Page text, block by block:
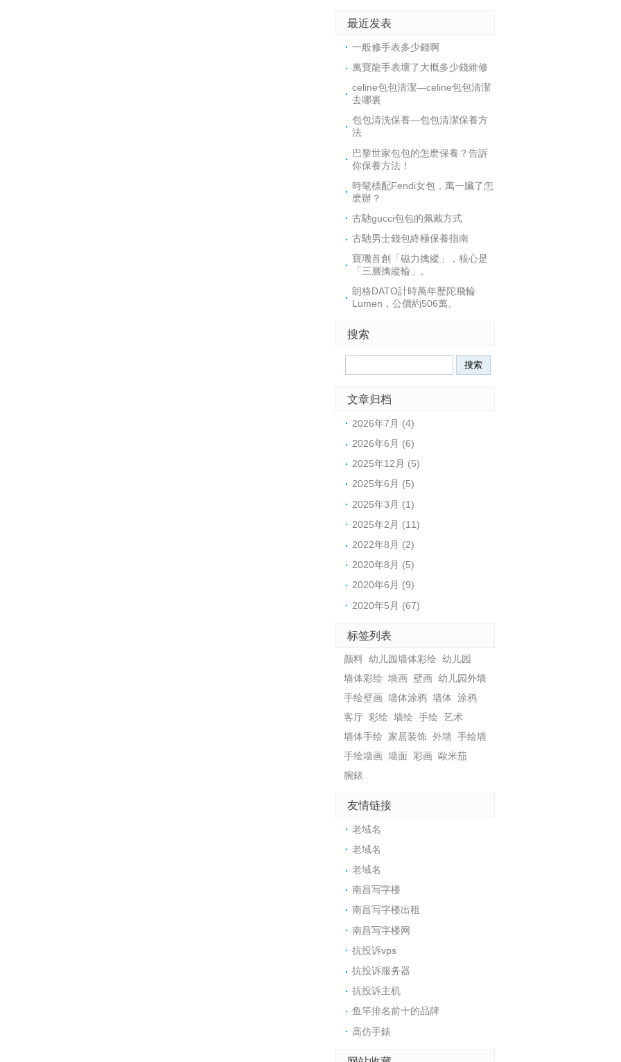
最近发表
​一般修手表多少錢啊
​萬寶龍手表壞了大概多少錢維修
celine包包清潔—celine包包清潔
去哪裏
​包包清洗保養—包包清潔保養方
法
巴黎世家包包的怎麽保養？告訴
你保養方法！
時髦標配Fendi女包，萬一臟了怎
麽辦？
古馳gucci包包的佩戴方式
古馳男士錢包終極保養指南
寶璣首創「磁力擒縱」，核心是
「三層擒縱輪」。
朗格DATO計時萬年歷陀飛輪
Lumen，公價約506萬。
搜索
文章归档
2026年7月 (4)
2026年6月 (6)
2025年12月 (5)
2025年6月 (5)
2025年3月 (1)
2025年2月 (11)
2022年8月 (2)
2020年8月 (5)
2020年6月 (9)
2020年5月 (67)
标签列表
颜料 幼儿园墙体彩绘 幼儿园
墙体彩绘 墙画 壁画 幼儿园外墙
手绘壁画 墙体涂鸦 墙体 涂鸦
客厅 彩绘 墙绘 手绘 艺术
墙体手绘 家居装饰 外墙 手绘墙
手绘墙画 墙面 彩画 歐米茄
腕錶
友情链接
老域名
老域名
老域名
南昌写字楼
南昌写字楼出租
南昌写字楼网
抗投诉vps
抗投诉服务器
抗投诉主机
鱼竿排名前十的品牌
高仿手錶